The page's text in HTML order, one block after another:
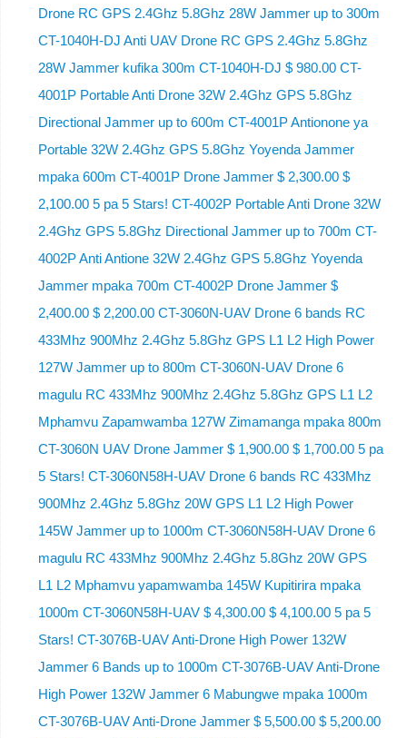
Drone RC GPS 2.4Ghz 5.8Ghz 28W Jammer up to 300m
CT-1040H-DJ Anti UAV Drone RC GPS 2.4Ghz 5.8Ghz
28W Jammer kufika 300m CT-1040H-DJ $ 980.00 CT-
4001P Portable Anti Drone 32W 2.4Ghz GPS 5.8Ghz
Directional Jammer up to 600m CT-4001P Antionone ya
Portable 32W 2.4Ghz GPS 5.8Ghz Yoyenda Jammer
mpaka 600m CT-4001P Drone Jammer $ 2,300.00 $
2,100.00 5 pa 5 Stars! CT-4002P Portable Anti Drone 32W
2.4Ghz GPS 5.8Ghz Directional Jammer up to 700m CT-
4002P Anti Antione 32W 2.4Ghz GPS 5.8Ghz Yoyenda
Jammer mpaka 700m CT-4002P Drone Jammer $
2,400.00 $ 2,200.00 CT-3060N-UAV Drone 6 bands RC
433Mhz 900Mhz 2.4Ghz 5.8Ghz GPS L1 L2 High Power
127W Jammer up to 800m CT-3060N-UAV Drone 6
magulu RC 433Mhz 900Mhz 2.4Ghz 5.8Ghz GPS L1 L2
Mphamvu Zapamwamba 127W Zimamanga mpaka 800m
CT-3060N UAV Drone Jammer $ 1,900.00 $ 1,700.00 5 pa
5 Stars! CT-3060N58H-UAV Drone 6 bands RC 433Mhz
900Mhz 2.4Ghz 5.8Ghz 20W GPS L1 L2 High Power
145W Jammer up to 1000m CT-3060N58H-UAV Drone 6
magulu RC 433Mhz 900Mhz 2.4Ghz 5.8Ghz 20W GPS
L1 L2 Mphamvu yapamwamba 145W Kupitirira mpaka
1000m CT-3060N58H-UAV $ 4,300.00 $ 4,100.00 5 pa 5
Stars! CT-3076B-UAV Anti-Drone High Power 132W
Jammer 6 Bands up to 1000m CT-3076B-UAV Anti-Drone
High Power 132W Jammer 6 Mabungwe mpaka 1000m
CT-3076B-UAV Anti-Drone Jammer $ 5,500.00 $ 5,200.00